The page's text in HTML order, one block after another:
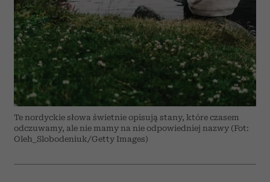
Te nordyckie słowa świetnie opisują stany, które czasem
odczuwamy, ale nie mamy na nie odpowiedniej nazwy (Fot:
Oleh_Slobodeniuk/Getty Images)